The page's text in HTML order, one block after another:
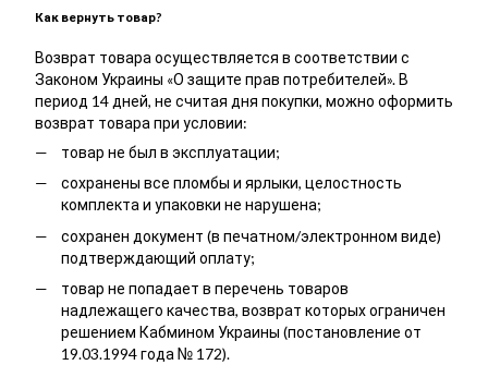
Как вернуть товар?
Возврат товара осуществляется в соответствии с
Законом Украины «О защите прав потребителей». В
период 14 дней, не считая дня покупки, можно оформить
возврат товара при условии:
товар не был в эксплуатации;
сохранены все пломбы и ярлыки, целостность
комплекта и упаковки не нарушена;
сохранен документ (в печатном/электронном виде)
подтверждающий оплату;
товар не попадает в перечень товаров
надлежащего качества, возврат которых ограничен
решением Кабмином Украины (постановление от
19.03.1994 года № 172).